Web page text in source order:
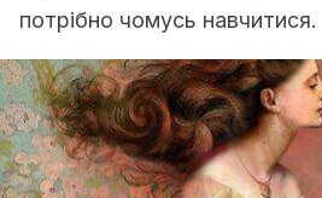
потрібно чомусь навчитися.